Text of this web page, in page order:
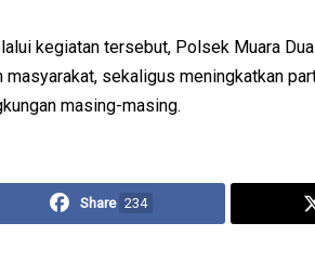
kegiatan tersebut, Polsek Muara
masyarakat, sekaligus meningkatkan
masing-masing.
Share 234